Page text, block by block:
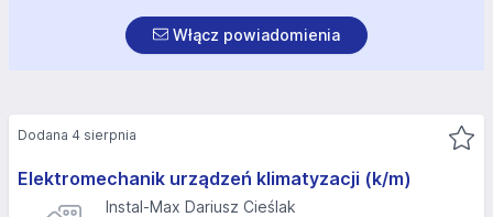
Włącz powiadomienia
Elektromechanik urządzeń klimatyzacji (k/m)
Instal-Max Dariusz Cieślak
Dodana 4 sierpnia